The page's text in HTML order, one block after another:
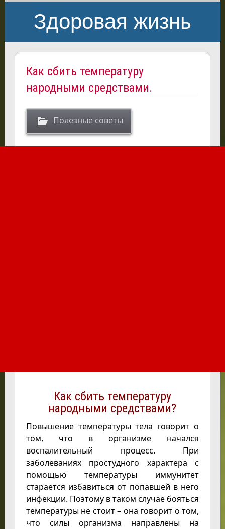
Здоровая жизнь
Как сбить температуру
народными средствами.
Полезные советы
Как сбить температуру
народными средствами?
Повышение температуры тела говорит о
том, что в организме начался
воспалительный процесс. При
заболеваниях простудного характера с
помощью температуры иммунитет
старается избавиться от попавшей в него
инфекции. Поэтому в таком случае бояться
температуры не стоит – она говорит о том,
что силы организма направлены на